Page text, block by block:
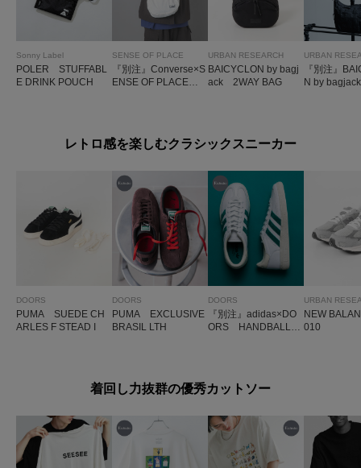
Sonny Label
POLER STUFFABL
E DRINK POUCH
SENSE OF PLACE
『別注』Converse×S
ENSE OF PLACE J
URBAN RESEARCH
BAICYCLON by bagj
ack 2WAY BAG
URBAN
『別注』
N by
レトロ感を楽しむクラシックスニーカー
DOORS
PUMA SUEDE CH
ARLES F STEAD I
DOORS
PUMA EXCLUSIVE
BRASIL LTH
DOORS
『別注』adidas×DO
ORS HANDBALL S
URBAN
NEW
010
着回し力抜群の優秀カットソー